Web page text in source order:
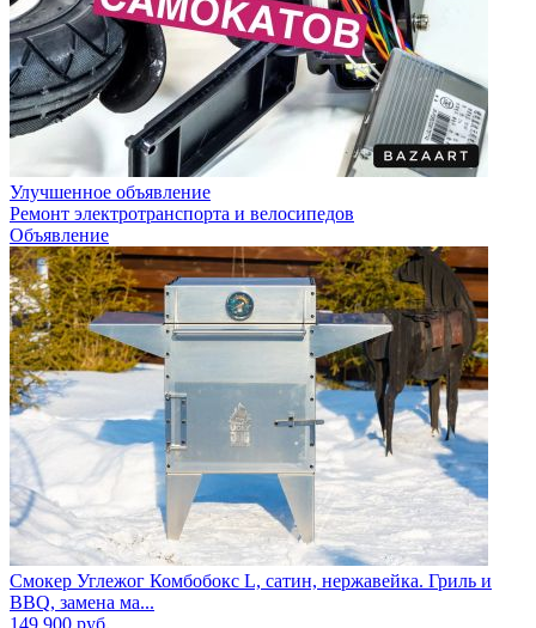
Улучшенное объявление
Ремонт электротранспорта и велосипедов
Объявление
Смокер Углежог Комбобокс L, сатин, нержавейка. Гриль и
BBQ, замена ма...
149 900 руб.